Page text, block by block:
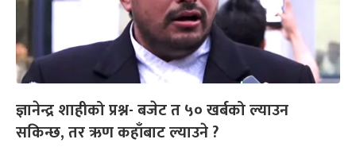
ज्ञानेन्द्र शाहीको प्रश्न- बजेट त ५० खर्बको ल्याउन
सकिन्छ, तर ऋण कहाँबाट ल्याउने ?